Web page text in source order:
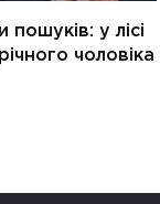
у лісі
чоловіка